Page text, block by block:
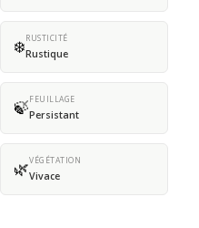
❄️RUSTICITÉ
Rustique
🍃FEUILLAGE
Persistant
🌿VÉGÉTATION
Vivace